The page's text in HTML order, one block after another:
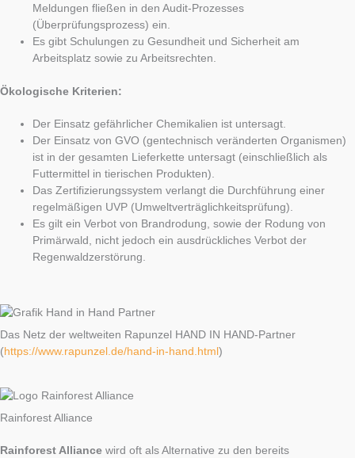
Meldungen fließen in den Audit-Prozesses
(Überprüfungsprozess) ein.
Es gibt Schulungen zu Gesundheit und Sicherheit am
Arbeitsplatz sowie zu Arbeitsrechten.
Ökologische Kriterien:
Der Einsatz gefährlicher Chemikalien ist untersagt.
Der Einsatz von GVO (gentechnisch veränderten Organismen)
ist in der gesamten Lieferkette untersagt (einschließlich als
Futtermittel in tierischen Produkten).
Das Zertifizierungssystem verlangt die Durchführung einer
regelmäßigen UVP (Umweltverträglichkeitsprüfung).
Es gilt ein Verbot von Brandrodung, sowie der Rodung von
Primärwald, nicht jedoch ein ausdrückliches Verbot der
Regenwaldzerstörung.
Das Netz der weltweiten Rapunzel HAND IN HAND-Partner
(https://www.rapunzel.de/hand-in-hand.html)
Rainforest Alliance
Rainforest Alliance wird oft als Alternative zu den bereits